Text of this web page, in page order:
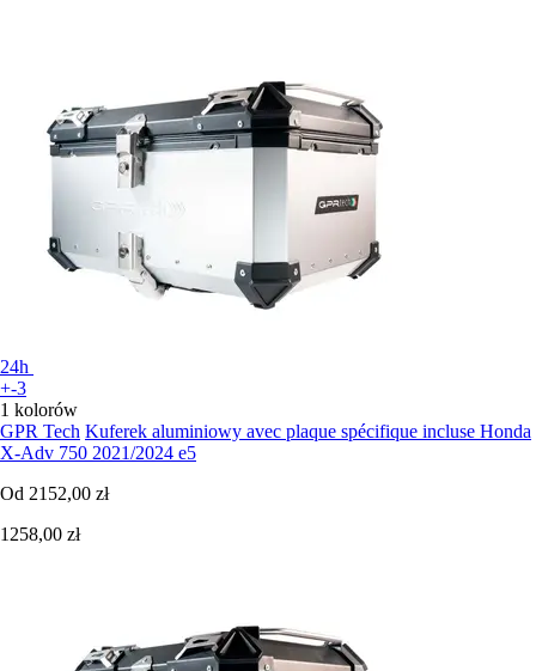
24h
+-3
1 kolorów
GPR Tech Kuferek aluminiowy avec plaque spécifique incluse Honda
X-Adv 750 2021/2024 e5
Od 2152,00 zł
1258,00 zł